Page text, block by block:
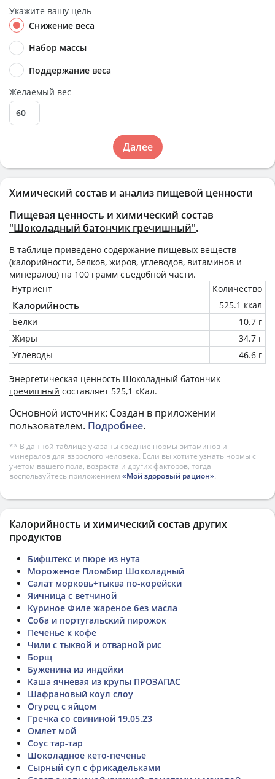
Химический состав и анализ пищевой ценности
Пищевая ценность и химический состав
"Шоколадный батончик гречишный".
В таблице приведено содержание пищевых веществ
(калорийности, белков, жиров, углеводов, витаминов и
минералов) на 100 грамм съедобной части.
Нутриент
Количество
Калорийность
525.1 ккал
Белки
10.7 г
Жиры
34.7 г
Углеводы
46.6 г
Энергетическая ценность Шоколадный батончик
гречишный составляет 525,1 кКал.
Основной источник: Создан в приложении
пользователем. Подробнее.
** В данной таблице указаны средние нормы витаминов и
минералов для взрослого человека. Если вы хотите узнать нормы с
учетом вашего пола, возраста и других факторов, тогда
воспользуйтесь приложением «Мой здоровый рацион».
Укажите вашу цель
Снижение веса
Набор массы
Поддержание веса
Желаемый вес
Далее
Калорийность и химический состав других
продуктов
Бифштекс и пюре из нута
Мороженое Пломбир Шоколадный
Салат морковь+тыква по-корейски
Яичница с ветчиной
Куриное Филе жареное без масла
Соба и португальский пирожок
Печенье к кофе
Чили с тыквой и отварной рис
Борщ
Буженина из индейки
Каша ячневая из крупы ПРОЗАПАС
Шафрановый коул слоу
Огурец с яйцом
Гречка со свининой 19.05.23
Омлет мой
Соус тар-тар
Шоколадное кето-печенье
Сырный суп с фрикадельками